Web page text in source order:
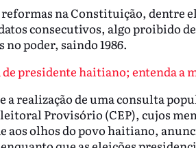
na Constituição, dentre
consecutivos, algo proibido
poder, saindo 1986.
presidente haitiano; entenda a
realização de uma consulta
Provisório (CEP), cujos
aos olhos do povo haitiano,